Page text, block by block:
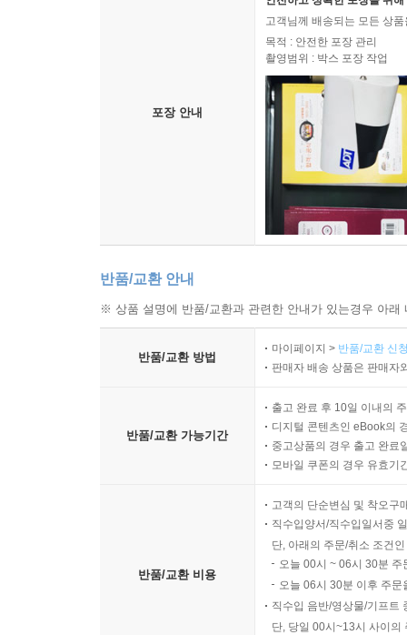
포장 안내
고객님께 배송되는 모든 상
목적 : 안전한 포장 관리
촬영범위 : 박스 포장 작업
반품/교환 안내
※ 상품 설명에 반품/교환과 관련한 안내가 있는경우 아
반품/교환 방법
마이페이지 > 반품/교환 신
판매자 배송 상품은 판매자
반품/교환 가능기간
출고 완료 후 10일 이내의
디지털 콘텐츠인 eBook의
중고상품의 경우 출고 완료
모바일 쿠폰의 경우 유효기
반품/교환 비용
고객의 단순변심 및 착오구
직수입양서/직수입일서중
단, 아래의 주문/취소 조건
오늘 00시 ~ 06시 30분
오늘 06시 30분 이후 주
직수입 음반/영상물/기프트
단, 당일 00시~13시 사이의